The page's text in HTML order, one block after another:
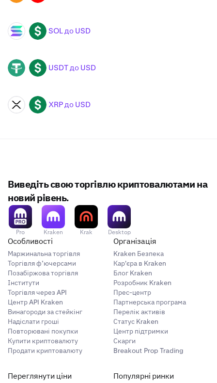
SOL USD SOL до USD
USDT USD USDT до USD
XRP USD XRP до USD
Виведіть свою торгівлю криптовалютами на
новий рівень.
Pro Kraken Krak Desktop
Особливості
Маржинальна торгівля
Торгівля ф’ючерсами
Позабіржова торгівля
Інститути
Торгівля через API
Центр API Kraken
Винагороди за стейкінг
Надіслати гроші
Повторювані покупки
Купити криптовалюту
Продати криптовалюту
Організація
Kraken Безпека
Кар'єра в Kraken
Блог Kraken
Розробник Kraken
Прес-центр
Партнерська програма
Перелік активів
Статус Kraken
Центр підтримки
Скарги
Breakout Prop Trading
Переглянути ціни Популярні ринки